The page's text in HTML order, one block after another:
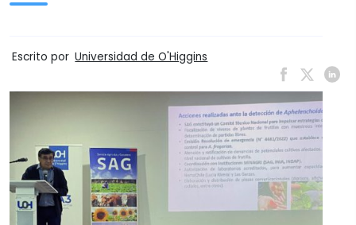
Escrito por Universidad de O'Higgins